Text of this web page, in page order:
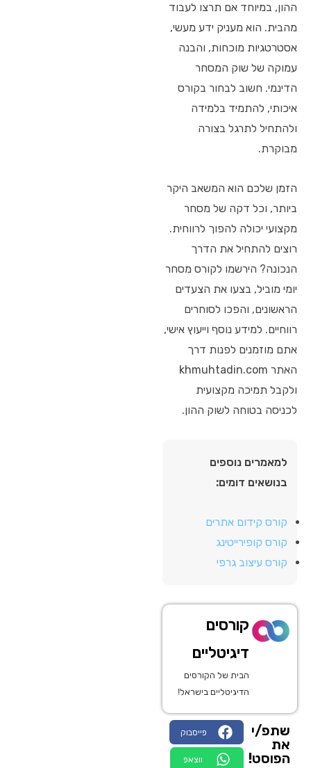
ההון, במיוחד אם תרצו לעבוד
מהבית. הוא מעניק ידע מעשי,
אסטרטגיות מוכחות, והבנה
עמוקה של שוק המסחר
הדינמי. חשוב לבחור בקורס
איכותי, להתמיד בלמידה
ולהתחיל לתרגל בצורה
מבוקרת.
הזמן שלכם הוא המשאב היקר
ביותר, וכל דקה של מסחר
מקצועי יכולה להפוך לרווחית.
רוצים להתחיל את הדרך
הנכונה? הירשמו לקורס מסחר
יומי מוביל, בצעו את הצעדים
הראשונים, והפכו לסוחרים
רווחיים. למידע נוסף וייעוץ אישי,
אתם מוזמנים לפנות דרך
האתר khmuhtadin.com
ולקבל תמיכה מקצועית
לכניסה בטוחה לשוק ההון.
למאמרים נוספים
בנושאים דומים:
קורס קידום אתרים
קורס קופירייטינג
קורס עיצוב גרפי
קורסים
דיגיטליים
הבית של הקורסים
הדיגיטליים בישראל!
שתפ/י
את
הפוסט!
פייסבוק
ווצאפ